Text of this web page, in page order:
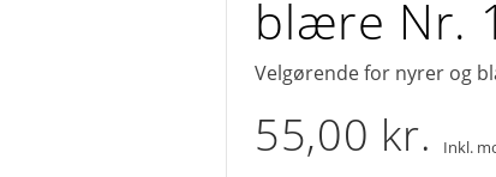
blære Nr.
Velgørende for nyrer og
55,00 kr. Inkl.